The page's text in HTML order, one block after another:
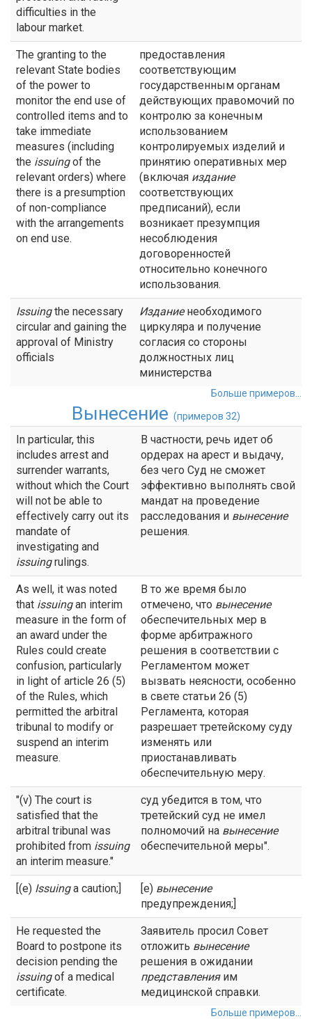
difficulties in the
labour market.
The granting to the
relevant State bodies
of the power to
monitor the end use of
controlled items and to
take immediate
measures (including
the issuingof the
relevant orders) where
there is a presumption
of non-compliance
with the arrangements
on end use.
предоставления
соответствующим
государственным органам
действующих правомочий по
контролю за конечным
использованием
контролируемых изделий и
принятию оперативных мер
(включая издание
соответствующих
предписаний), если
возникает презумпция
несоблюдения
договоренностей
относительно конечного
использования.
Issuingthe necessary
circular and gaining the
approval of Ministry
officials
Изданиенеобходимого
циркуляра и получение
согласия со стороны
должностных лиц
министерства
Больше примеров...
Вынесение (примеров 32)
In particular, this
includes arrest and
surrender warrants,
without which the Court
will not be able to
effectively carry out its
mandate of
investigating and
issuingrulings.
В частности, речь идет об
ордерах на арест и выдачу,
без чего Суд не сможет
эффективно выполнять свой
мандат на проведение
расследования и вынесение
решения.
As well, it was noted
that issuingan interim
measure in the form of
an award under the
Rules could create
confusion, particularly
in light of article 26 (5)
of the Rules, which
permitted the arbitral
tribunal to modify or
suspend an interim
measure.
В то же время было
отмечено, что вынесение
обеспечительных мер в
форме арбитражного
решения в соответствии с
Регламентом может
вызвать неясности, особенно
в свете статьи 26 (5)
Регламента, которая
разрешает третейскому суду
изменять или
приостанавливать
обеспечительную меру.
"(v) The court is
satisfied that the
arbitral tribunal was
prohibited from issuing
an interim measure."
суд убедится в том, что
третейский суд не имел
полномочий на вынесение
обеспечительной меры".
[(e) Issuinga caution;] [е) вынесение
предупреждения;]
He requested the
Board to postpone its
decision pending the
issuingof a medical
certificate.
Заявитель просил Совет
отложить вынесение
решения в ожидании
представленияим
медицинской справки.
Больше примеров...